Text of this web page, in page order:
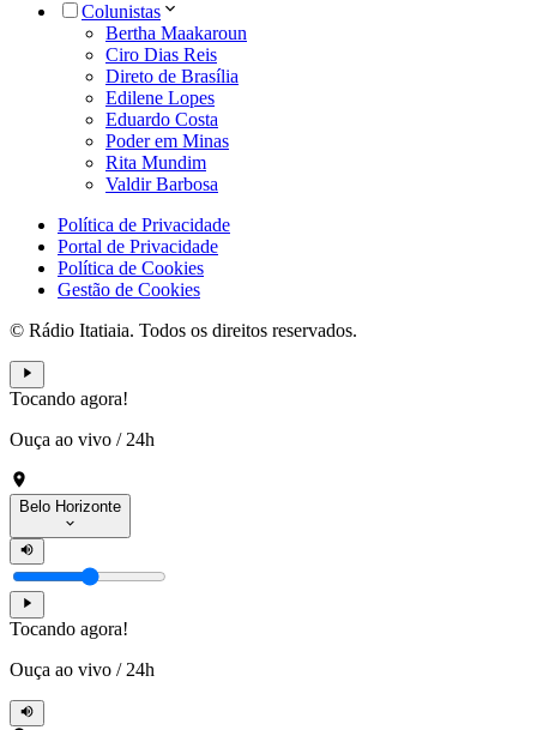
Colunistas
Bertha Maakaroun
Ciro Dias Reis
Direto de Brasília
Edilene Lopes
Eduardo Costa
Poder em Minas
Rita Mundim
Valdir Barbosa
Política de Privacidade
Portal de Privacidade
Política de Cookies
Gestão de Cookies
© Rádio Itatiaia. Todos os direitos reservados.
Tocando agora!
Ouça ao vivo / 24h
Belo Horizonte
Tocando agora!
Ouça ao vivo / 24h